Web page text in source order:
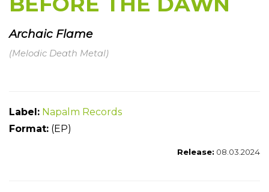
Archaic Flame
(Melodic Death Metal)
Label: Napalm Records
Format: (EP)
Release: 08.03.2024